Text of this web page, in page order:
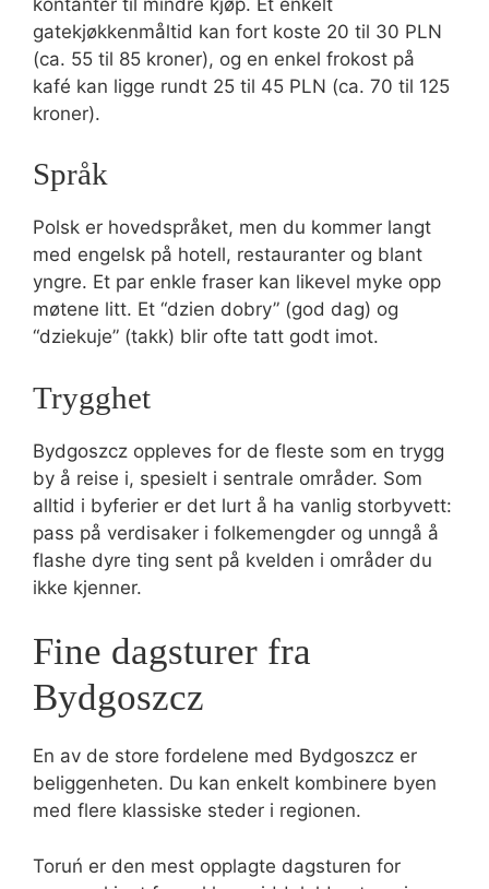
gatekjøkkenmåltid kan fort koste 20 til 30 PLN
(ca. 55 til 85 kroner), og en enkel frokost på
kafé kan ligge rundt 25 til 45 PLN (ca. 70 til 125
kroner).
Språk
Polsk er hovedspråket, men du kommer langt
med engelsk på hotell, restauranter og blant
yngre. Et par enkle fraser kan likevel myke opp
møtene litt. Et “dzien dobry” (god dag) og
“dziekuje” (takk) blir ofte tatt godt imot.
Trygghet
Bydgoszcz oppleves for de fleste som en trygg
by å reise i, spesielt i sentrale områder. Som
alltid i byferier er det lurt å ha vanlig storbyvett:
pass på verdisaker i folkemengder og unngå å
flashe dyre ting sent på kvelden i områder du
ikke kjenner.
Fine dagsturer fra
Bydgoszcz
En av de store fordelene med Bydgoszcz er
beliggenheten. Du kan enkelt kombinere byen
med flere klassiske steder i regionen.
Toruń er den mest opplagte dagsturen for